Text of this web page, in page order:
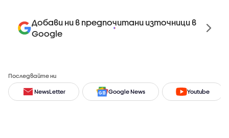
Добави ни в предпочитани източници в
Google
Последвайте ни
NewsLetter Google News Youtube